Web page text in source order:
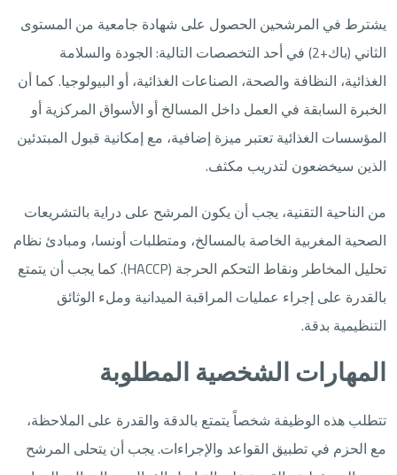
يشترط في المرشحين الحصول على شهادة جامعية من المستوى
الثاني (باك+2) في أحد التخصصات التالية: الجودة والسلامة
الغذائية، النظافة والصحة، الصناعات الغذائية، أو البيولوجيا. كما أن
الخبرة السابقة في العمل داخل المسالخ أو الأسواق المركزية أو
المؤسسات الغذائية تعتبر ميزة إضافية، مع إمكانية قبول المبتدئين
الذين سيخضعون لتدريب مكثف.
من الناحية التقنية، يجب أن يكون المرشح على دراية بالتشريعات
الصحية المغربية الخاصة بالمسالخ، ومتطلبات أونسا، ومبادئ نظام
تحليل المخاطر ونقاط التحكم الحرجة (HACCP). كما يجب أن يتمتع
بالقدرة على إجراء عمليات المراقبة الميدانية وملء الوثائق
التنظيمية بدقة.
المهارات الشخصية المطلوبة
تتطلب هذه الوظيفة شخصاً يتمتع بالدقة والقدرة على الملاحظة،
مع الحزم في تطبيق القواعد والإجراءات. يجب أن يتحلى المرشح